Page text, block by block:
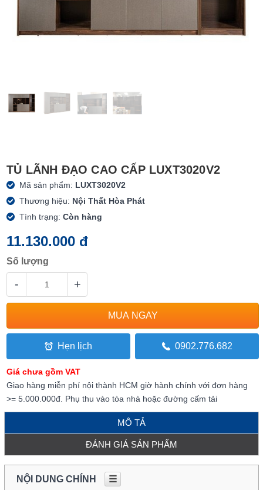
TỦ LÃNH ĐẠO CAO CẤP LUXT3020V2
Mã sản phẩm: LUXT3020V2
Thương hiệu: Nội Thất Hòa Phát
Tình trạng:Còn hàng
11.130.000 đ
Số lượng
- +
Hẹn lịch 0902.776.682
Giá chưa gồm VAT
Giao hàng miễn phí nội thành HCM giờ hành chính với đơn hàng
>= 5.000.000đ. Phụ thu vào tòa nhà hoặc đường cấm tải
MÔ TẢ
ĐÁNH GIÁ SẢN PHẨM
NỘI DUNG CHÍNH ☰